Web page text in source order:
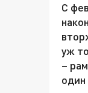
С
уж
–